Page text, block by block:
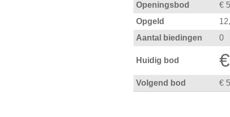
Openingsbod
€
Opgeld
Aantal biedingen
0
Huidig bod
Volgend bod €